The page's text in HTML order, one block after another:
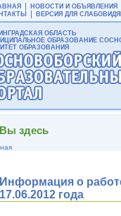
НОВОСТИ И ОБЪЯВЛЕНИЯ
ВЕРСИЯ ДЛЯ
ОБЛАСТЬ
ОБРАЗОВАНИЕ
ОБРАЗОВАНИЯ
Вы здесь
Информация о
17.06.2012 года